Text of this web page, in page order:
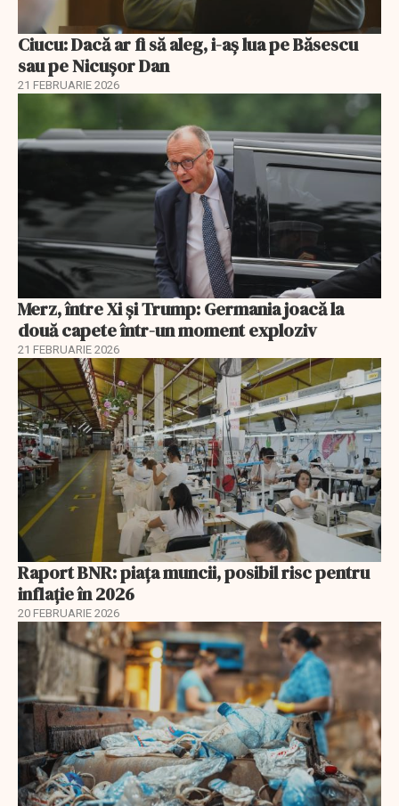
Ciucu: Dacă ar fi să aleg, i-aș lua pe Băsescu
sau pe Nicușor Dan
21 FEBRUARIE 2026
Merz, între Xi și Trump: Germania joacă la
două capete într-un moment exploziv
21 FEBRUARIE 2026
Raport BNR: piața muncii, posibil risc pentru
inflație în 2026
20 FEBRUARIE 2026